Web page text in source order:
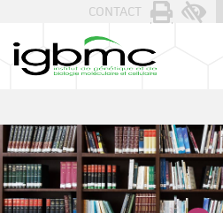
CONTACT
Panneau de gestion des cookies